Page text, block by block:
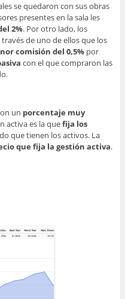
se quedaron con sus obras
presentes en la sala les
2%. Por otro lado, los
de uno de ellos que los
comisión del 0,5%por
con el que compraron las
un porcentaje muy
activa es la quefija los
que tienen los activos. La
que fija la gestión activa.